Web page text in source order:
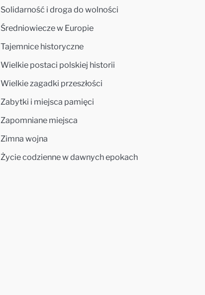
Solidarność i droga do wolności
Średniowiecze w Europie
Tajemnice historyczne
Wielkie postaci polskiej historii
Wielkie zagadki przeszłości
Zabytki i miejsca pamięci
Zapomniane miejsca
Zimna wojna
Życie codzienne w dawnych epokach